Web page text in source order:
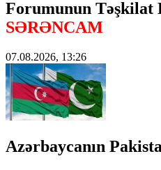
Forumunun Təşkilat
SƏRƏNCAM
07.08.2026, 13:26
Azərbaycanın